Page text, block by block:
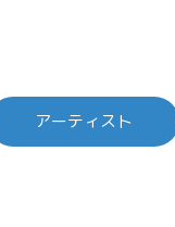
アーティスト